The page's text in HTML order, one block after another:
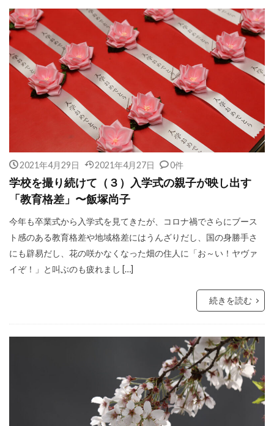
2021年4月29日 2021年4月27日 0件
学校を撮り続けて（３）入学式の親子が映し出す
「教育格差」〜飯塚尚子
今年も卒業式から入学式を見てきたが、コロナ禍でさらにブース
ト感のある教育格差や地域格差にはうんざりだし、国の身勝手さ
にも辟易だし、花の咲かなくなった畑の住人に「お～い！ヤヴァ
イぞ！」と叫ぶのも疲れまし […]
続きを読む